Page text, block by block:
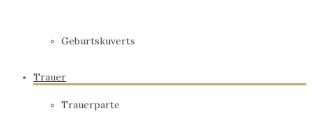
Geburtskuverts
Trauer
Trauerparte